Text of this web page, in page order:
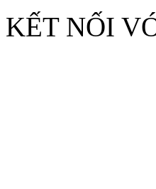
KẾT NỐI